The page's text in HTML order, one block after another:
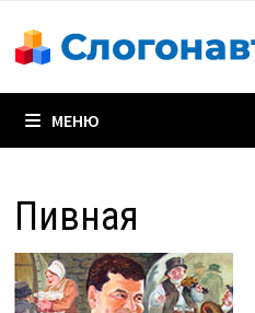
содержимому
МЕНЮ
Пивная